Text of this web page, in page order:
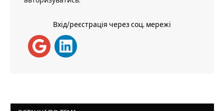
Вхід/реєстрація через соц. мережі